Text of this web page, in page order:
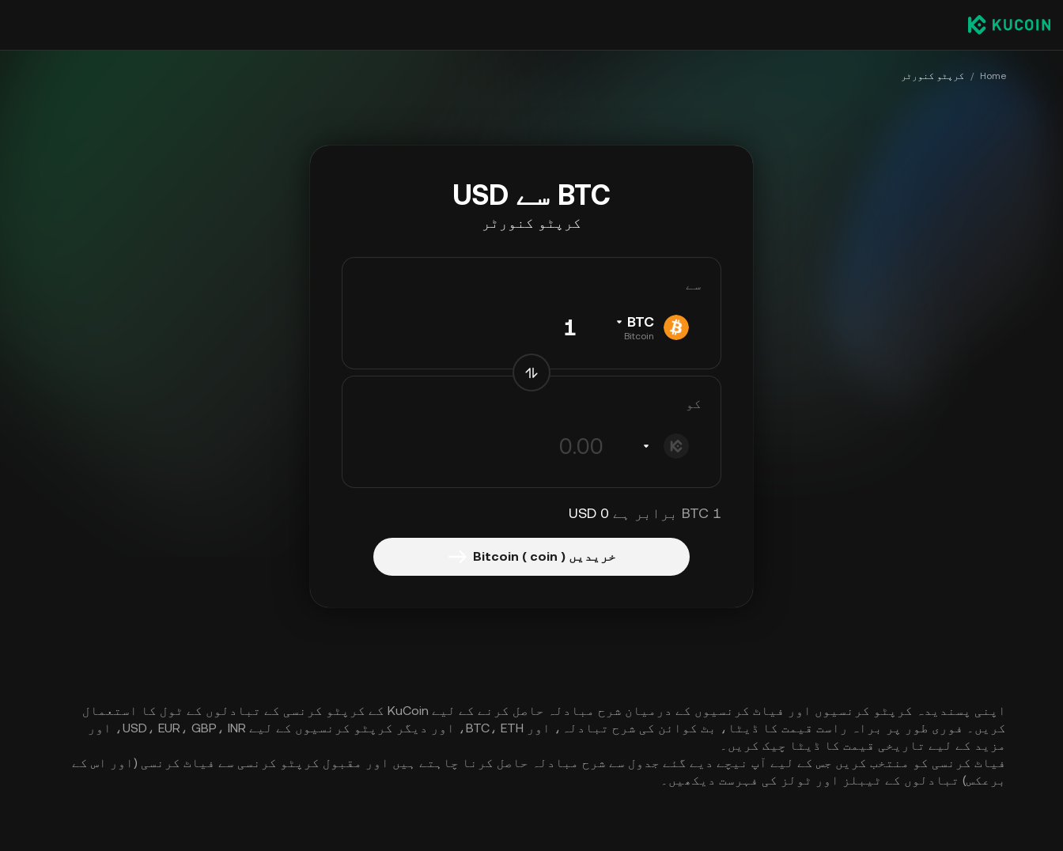
Home
/ کرپٹو کنورٹر
BTC سے USD
کرپٹو کنورٹر
سے
BTC
Bitcoin
کو
1 BTC برابر ہے 0 USD
خریدیں Bitcoin ( coin )
اپنی پسندیدہ کرپٹو کرنسیوں اور فیاٹ کرنسیوں کے درمیان شرح مبادلہ حاصل کرنے کے لیے KuCoin کے کرپٹو کرنسی کے تبادلوں کے ٹول کا استعمال
کریں۔ فوری طور پر براہ راست قیمت کا ڈیٹا، بٹ کوائن کی شرح تبادلہ، اور BTC، ETH، اور دیگر کرپٹو کرنسیوں کے لیے USD، EUR، GBP، INR، اور
مزید کے لیے تاریخی قیمت کا ڈیٹا چیک کریں۔
فیاٹ کرنسی کو منتخب کریں جس کے لیے آپ نیچے دیے گئے جدول سے شرح مبادلہ حاصل کرنا چاہتے ہیں اور مقبول کرپٹو کرنسی سے فیاٹ کرنسی (اور اس کے
برعکس) تبادلوں کے ٹیبلز اور ٹولز کی فہرست دیکھیں۔